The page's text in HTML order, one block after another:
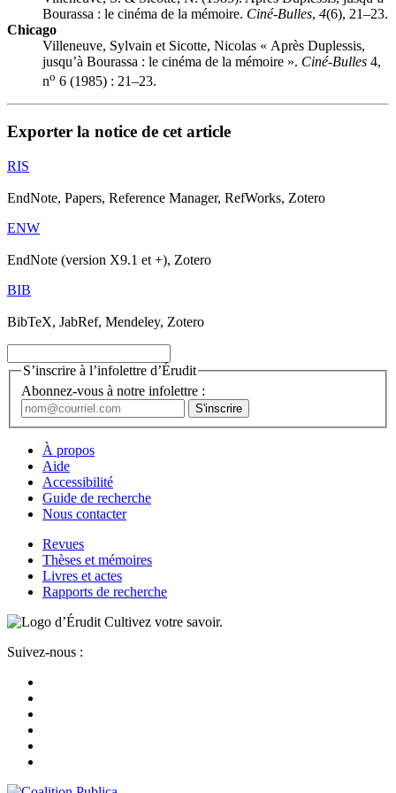
Bourassa : le cinéma de la mémoire. Ciné-Bulles, 4(6), 21–23.
Chicago
Villeneuve, Sylvain et Sicotte, Nicolas « Après Duplessis,
jusqu’à Bourassa : le cinéma de la mémoire ». Ciné-Bulles 4,
no 6 (1985) : 21–23.
Exporter la notice de cet article
RIS
EndNote, Papers, Reference Manager, RefWorks, Zotero
ENW
EndNote (version X9.1 et +), Zotero
BIB
BibTeX, JabRef, Mendeley, Zotero
S’inscrire à l’infolettre d’Érudit
Abonnez-vous à notre infolettre :
À propos
Aide
Accessibilité
Guide de recherche
Nous contacter
Revues
Thèses et mémoires
Livres et actes
Rapports de recherche
Cultivez votre savoir.
Suivez-nous :